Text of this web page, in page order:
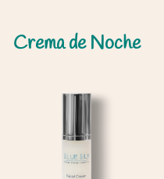
Crema de Noche